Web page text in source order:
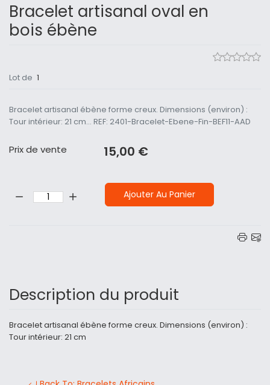
Bracelet artisanal oval en
bois ébène
Lot de 1
Bracelet artisanal ébène forme creux. Dimensions (environ) :
Tour intérieur: 21 cm... REF: 2401-Bracelet-Ebene-Fin-BEF11-AAD
Prix ​​de vente 15,00 €
Ajouter Au Panier
Description du produit
Bracelet artisanal ébène forme creux. Dimensions (environ) :
Tour intérieur: 21 cm